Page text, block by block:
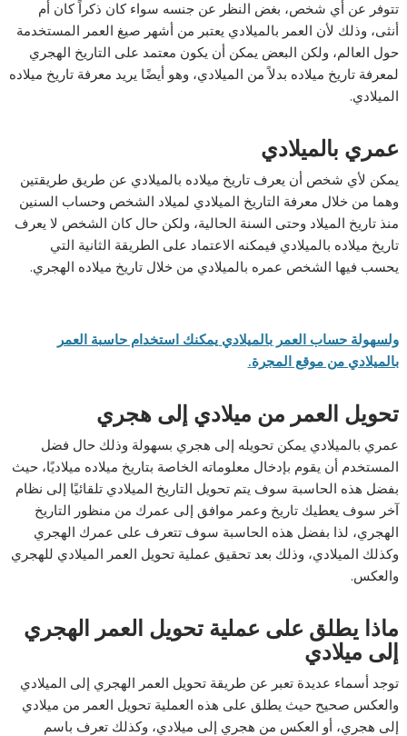
تتوفر عن أي شخص، بغض النظر عن جنسه سواء كان ذكراً كان أم
أنثى، وذلك لأن العمر بالميلادي يعتبر من أشهر صيغ العمر المستخدمة
حول العالم، ولكن البعض يمكن أن يكون معتمد على التاريخ الهجري
لمعرفة تاريخ ميلاده بدلاً من الميلادي، وهو أيضًا يريد معرفة تاريخ ميلاده
الميلادي.
عمري بالميلادي
يمكن لأي شخص أن يعرف تاريخ ميلاده بالميلادي عن طريق طريقتين
وهما من خلال معرفة التاريخ الميلادي لميلاد الشخص وحساب السنين
منذ تاريخ الميلاد وحتى السنة الحالية، ولكن حال كان الشخص لا يعرف
تاريخ ميلاده بالميلادي فيمكنه الاعتماد على الطريقة الثانية التي
يحسب فيها الشخص عمره بالميلادي من خلال تاريخ ميلاده الهجري.
ولسهولة حساب العمر بالميلادي يمكنك استخدام حاسبة العمر
بالميلادي من موقع المجرة.
تحويل العمر من ميلادي إلى هجري
عمري بالميلادي يمكن تحويله إلى هجري بسهولة وذلك حال فضل
المستخدم أن يقوم بإدخال معلوماته الخاصة بتاريخ ميلاده ميلاديًا، حيث
بفضل هذه الحاسبة سوف يتم تحويل التاريخ الميلادي تلقائيًا إلى نظام
آخر سوف يعطيك تاريخ وعمر موافق إلى عمرك من منظور التاريخ
الهجري، لذا بفضل هذه الحاسبة سوف تتعرف على عمرك الهجري
وكذلك الميلادي، وذلك بعد تحقيق عملية تحويل العمر الميلادي للهجري
والعكس.
ماذا يطلق على عملية تحويل العمر الهجري
إلى ميلادي
توجد أسماء عديدة تعبر عن طريقة تحويل العمر الهجري إلى الميلادي
والعكس صحيح حيث يطلق على هذه العملية تحويل العمر من ميلادي
إلى هجري، أو العكس من هجري إلى ميلادي، وكذلك تعرف باسم